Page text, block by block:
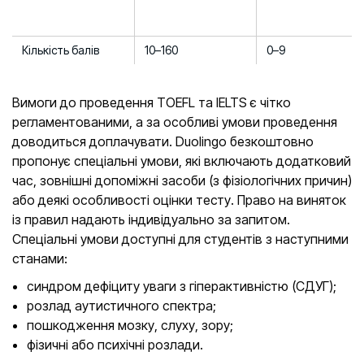
Кількість балів 10–160 0–9
Вимоги до проведення TOEFL та IELTS є чітко
регламентованими, а за особливі умови проведення
доводиться доплачувати. Duolingo безкоштовно
пропонує спеціальні умови, які включають додатковий
час, зовнішні допоміжні засоби (з фізіологічних причин)
або деякі особливості оцінки тесту. Право на виняток
із правил надають індивідуально за запитом.
Спеціальні умови доступні для студентів з наступними
станами:
синдром дефіциту уваги з гіперактивністю (СДУГ);
розлад аутистичного спектра;
пошкодження мозку, слуху, зору;
фізичні або психічні розлади.